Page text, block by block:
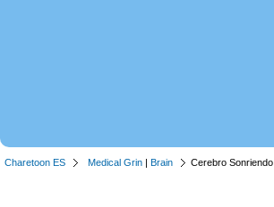
Charetoon ES Medical Grin | Brain Cerebro Sonriendo